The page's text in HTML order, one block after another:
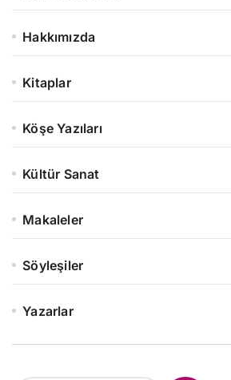
Hakkımızda
Kitaplar
Köşe Yazıları
Kültür Sanat
Makaleler
Söyleşiler
Yazarlar